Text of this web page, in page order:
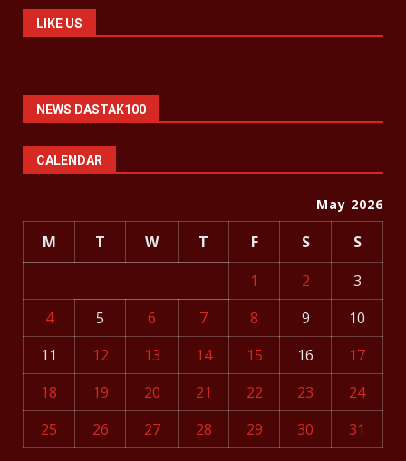
LIKE US
NEWS DASTAK100
CALENDAR
May 2026
M T W T F S
S
1
2
3
4
5 6 7 8 9
10
11
12 13 14 15 16
17
18
19 20 21 22 23
24
25
26 27 28 29 30 31